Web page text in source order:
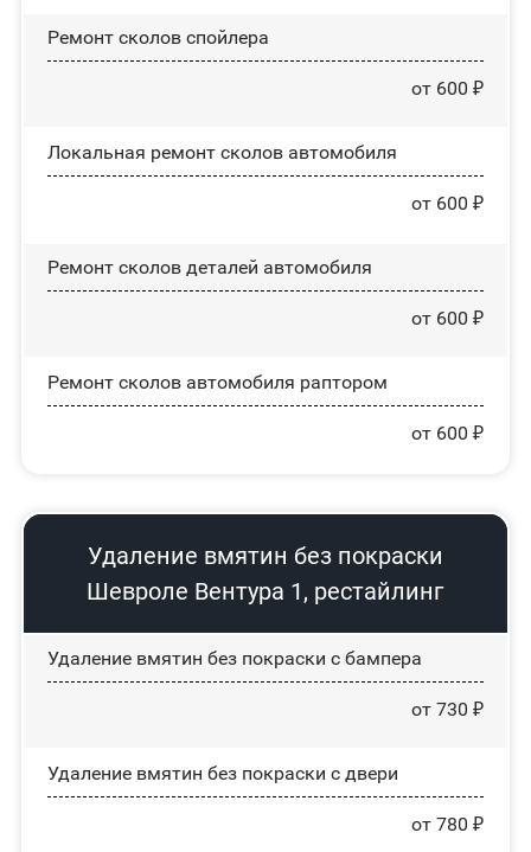
Ремонт сколов спойлера
от 600 ₽
Локальная ремонт сколов автомобиля
от 600 ₽
Ремонт сколов деталей автомобиля
от 600 ₽
Ремонт сколов автомобиля раптором
от 600 ₽
Удаление вмятин без покраски
Шевроле Вентура 1, рестайлинг
Удаление вмятин без покраски с бампера
от 730 ₽
Удаление вмятин без покраски с двери
от 780 ₽